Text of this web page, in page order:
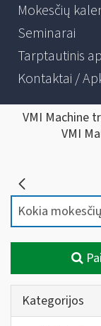
Mokesčių
Seminarai
Tarptautinis
Kontaktai /
VMI Machine
VMI
Kategorijos